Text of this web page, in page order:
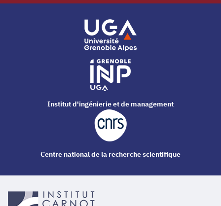
Institut d'ingénierie et de management
Centre national de la recherche scientifique